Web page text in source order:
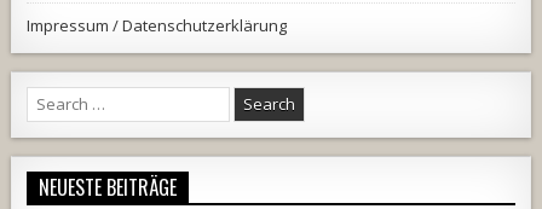
Impressum / Datenschutzerklärung
Search
for:
NEUESTE BEITRÄGE